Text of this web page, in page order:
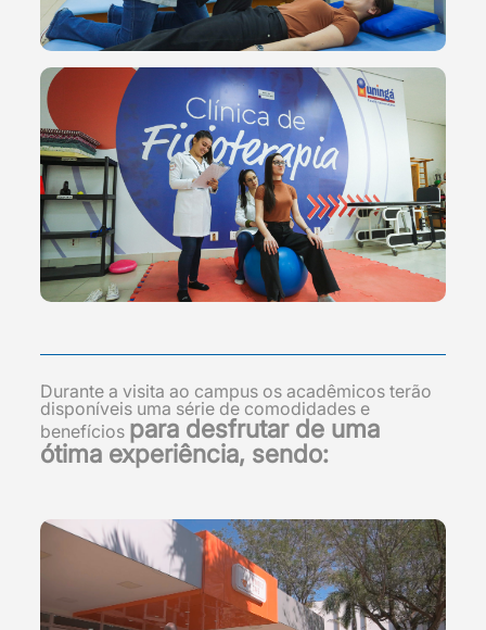
Durante a visita ao campus os acadêmicos terão
disponíveis uma série de comodidades e
benefícios para desfrutar de uma
ótima experiência, sendo: